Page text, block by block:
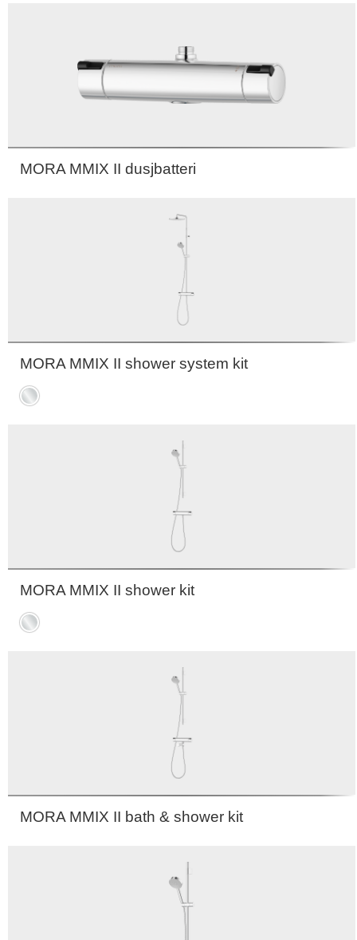
MORA MMIX II dusjbatteri
MORA MMIX II shower system kit
Krom
MORA MMIX II shower kit
Krom
MORA MMIX II bath & shower kit